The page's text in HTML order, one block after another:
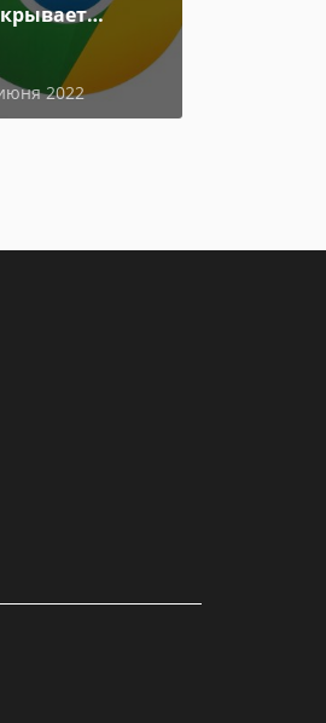
2022